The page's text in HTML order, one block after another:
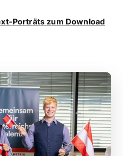
Porträts zum Download